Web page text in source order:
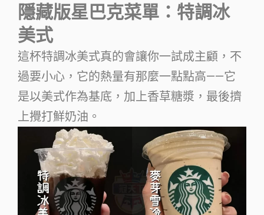
隱藏版星巴克菜單：特調冰
美式
這杯特調冰美式真的會讓你一試成主顧，不
過要小心，它的熱量有那麼一點點高——它
是以美式作為基底，加上香草糖漿，最後擠
上攪打鮮奶油。